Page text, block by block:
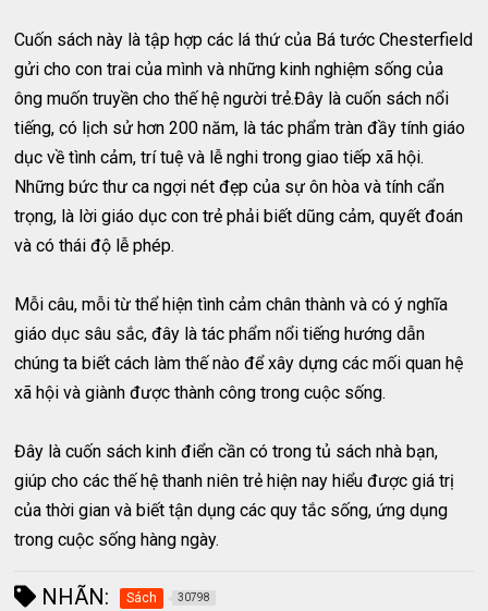
Cuốn sách này là tập hợp các lá thứ của Bá tước Chesterfield
gửi cho con trai của mình và những kinh nghiệm sống của
ông muốn truyền cho thế hệ người trẻ.Đây là cuốn sách nổi
tiếng, có lịch sử hơn 200 năm, là tác phẩm tràn đầy tính giáo
dục về tình cảm, trí tuệ và lễ nghi trong giao tiếp xã hội.
Những bức thư ca ngợi nét đẹp của sự ôn hòa và tính cẩn
trọng, là lời giáo dục con trẻ phải biết dũng cảm, quyết đoán
và có thái độ lễ phép.
Mỗi câu, mỗi từ thể hiện tình cảm chân thành và có ý nghĩa
giáo dục sâu sắc, đây là tác phẩm nổi tiếng hướng dẫn
chúng ta biết cách làm thế nào để xây dựng các mối quan hệ
xã hội và giành được thành công trong cuộc sống.
Đây là cuốn sách kinh điển cần có trong tủ sách nhà bạn,
giúp cho các thế hệ thanh niên trẻ hiện nay hiểu được giá trị
của thời gian và biết tận dụng các quy tắc sống, ứng dụng
trong cuộc sống hàng ngày.
NHÃN: Sách 30798